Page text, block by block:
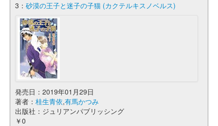
3： 砂漠の王子と迷子の子猫 (カクテルキスノベルス)
発売日：2019年01月29日
著者： 桂生青依,有馬かつみ
出版社：ジュリアンパブリッシング
￥0